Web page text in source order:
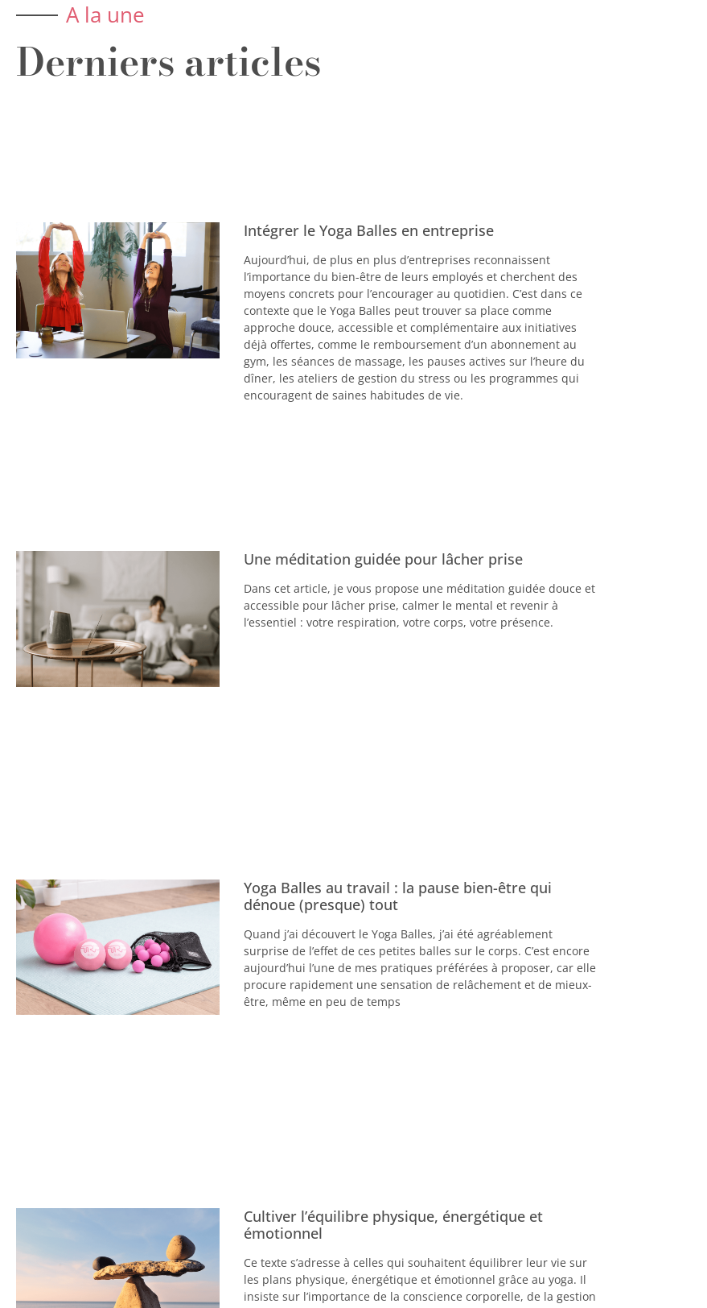
A la une
Derniers articles
Intégrer le Yoga Balles en entreprise
Aujourd’hui, de plus en plus d’entreprises reconnaissent
l’importance du bien-être de leurs employés et cherchent des
moyens concrets pour l’encourager au quotidien. C’est dans ce
contexte que le Yoga Balles peut trouver sa place comme
approche douce, accessible et complémentaire aux initiatives
déjà offertes, comme le remboursement d’un abonnement au
gym, les séances de massage, les pauses actives sur l’heure du
dîner, les ateliers de gestion du stress ou les programmes qui
encouragent de saines habitudes de vie.
Une méditation guidée pour lâcher prise
Dans cet article, je vous propose une méditation guidée douce et
accessible pour lâcher prise, calmer le mental et revenir à
l’essentiel : votre respiration, votre corps, votre présence.
Yoga Balles au travail : la pause bien-être qui
dénoue (presque) tout
Quand j’ai découvert le Yoga Balles, j’ai été agréablement
surprise de l’effet de ces petites balles sur le corps. C’est encore
aujourd’hui l’une de mes pratiques préférées à proposer, car elle
procure rapidement une sensation de relâchement et de mieux-
être, même en peu de temps
Cultiver l’équilibre physique, énergétique et
émotionnel
Ce texte s’adresse à celles qui souhaitent équilibrer leur vie sur
les plans physique, énergétique et émotionnel grâce au yoga. Il
insiste sur l’importance de la conscience corporelle, de la gestion